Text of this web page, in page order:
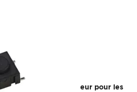
un excellent interrupteur pour les